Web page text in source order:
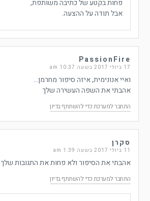
פחות בקטע של כתיבה משותפת,
אבל תודה על ההצעה.
PassionFire
17 ביולי 2017 בשעה 10:37 am
ואיי אנונימית, איזה סיפור מחרמן…
אהבתי את השפה העשירה שלך
התחבר למערכת כדי להשתתף בדיון
סקרן
11 ביולי 2017 בשעה 1:39 am
אהבתי את הסיפור ולא פחות את התגובות שלך
התחבר למערכת כדי להשתתף בדיון